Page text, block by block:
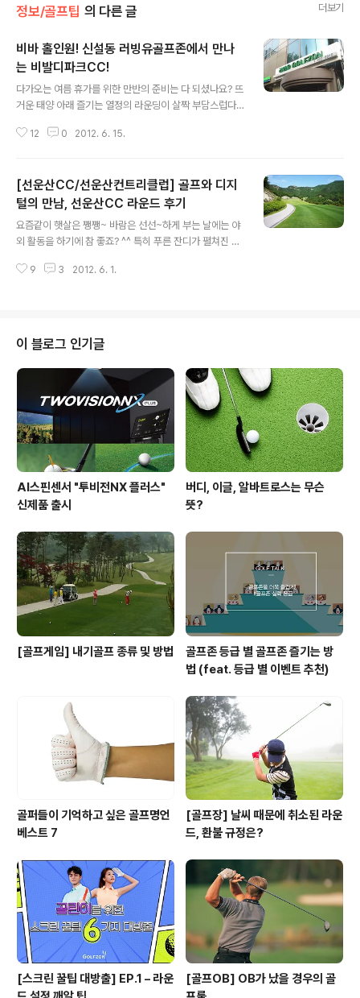
정보/골프팁 의 다른 글 더보기
비바 홀인원! 신설동 러빙유골프존에서 만나
는 비발디파크CC!
다가오는 여름 휴가를 위한 만반의 준비는 다 되셨나요? 뜨
거운 태양 아래 즐기는 열정의 라운딩이 살짝 부담스럽다
신가요? ^^ 오늘은 골프선수 유소연의 아버지가 운영하고
설동 98-32 교보재단빌딩 지하1층 / Tel 02-922-999
4 찾아가는 길도 정말 쉽죠? 러빙유골프존은 신설동역 5
번 출구 바로 앞에 위치해 있어 방문하기도 무척 좋은데요,
가는 길을 외워갈 필요가 없다는 점도 매력 만점이랍니다!
복잡한 서울 길 헤맬 필요도 없고, 사람들에게 위치를 알려
주기도 쉽지요. ^^ 특히 뭐니뭐니해도 더운 여름 스크린 골
12 0 2012. 6. 15.
[선운산CC/선운산컨트리클럽] 골프와 디지
털의 만남, 선운산CC 라운드 후기
요즘같이 햇살은 쨍쨍~ 바람은 선선~하게 부는 날에는 야
외 활동을 하기에 참 좋죠? ^^ 특히 푸른 잔디가 펼쳐진 필
하실 것 같네요. 오늘은 물 맑고 공기 좋은 곳으로 드라이브
생생한 라운드 후기, 지금부터 함께 만나볼까요? 선운산C
C는 서울에서 약 2시간 30분~3시간 정도면 도착한답니
다. 주변의 경치도 굉장히 뛰어나서 당일치기뿐 아니라 1박
2일 코스로도 인기가 있다고 하네요. ^^ 그래서 그런지 선
운산CC 클럽하우스 내부에서도 가족 단위로 찾아온 분들
을 많이 볼 수 있었답니다. ..
9 3 2012. 6. 1.
이 블로그 인기글
AI스핀센서 "투비전NX 플러스"
신제품 출시
버디, 이글, 알바트로스는 무슨
뜻?
[골프게임] 내기골프 종류 및 방법
골프존 등급 별 골프존 즐기는 방
법 (feat. 등급 별 이벤트 추천)
골퍼들이 기억하고 싶은 골프명언
베스트 7
[골프장] 날씨 때문에 취소된 라운
드, 환불 규정은?
[스크린 꿀팁 대방출] EP.1 – 라운
[골프OB] OB가 났을 경우의 골